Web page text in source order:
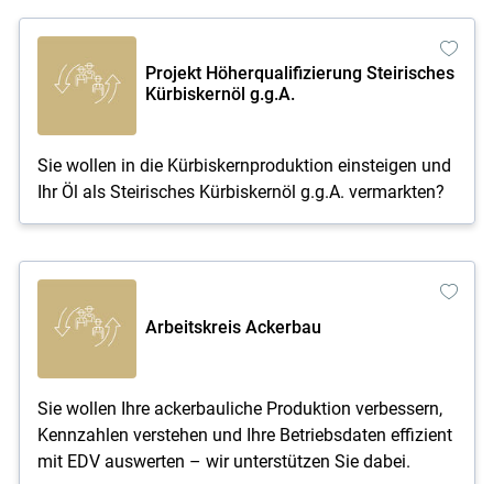
Projekt Höherqualifizierung Steirisches
Kürbiskernöl g.g.A.
Sie wollen in die Kürbiskernproduktion einsteigen und
Ihr Öl als Steirisches Kürbiskernöl g.g.A. vermarkten?
Arbeitskreis Ackerbau
Sie wollen Ihre ackerbauliche Produktion verbessern,
Kennzahlen verstehen und Ihre Betriebsdaten effizient
mit EDV auswerten – wir unterstützen Sie dabei.